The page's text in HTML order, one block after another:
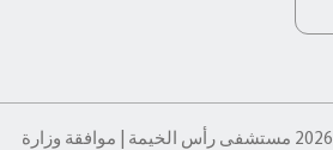
جميع الحقوق محفوظة © 2026 مستشفى رأس الخيمة | موافقة وزارة